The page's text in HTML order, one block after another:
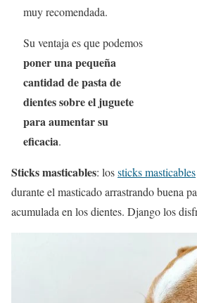
muy recomendada.
Su ventaja es que podemos
poner una pequeña
cantidad de pasta de
dientes sobre el juguete
para aumentar su
eficacia.
Sticks masticables: lossticks masticables
durante el masticado arrastrando buena
acumulada en los dientes. Django los